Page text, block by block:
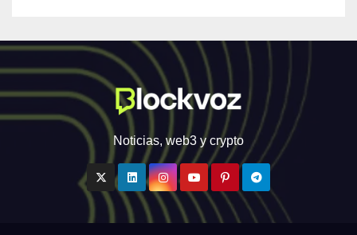
Noticias, web3 y crypto